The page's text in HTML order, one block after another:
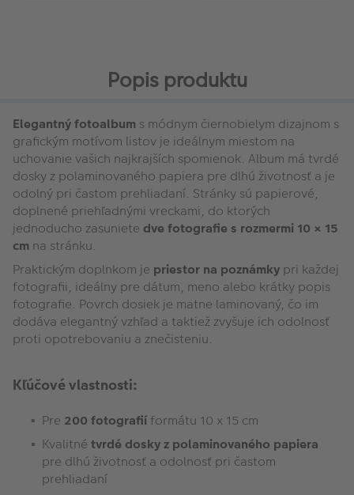
Popis produktu
Elegantný fotoalbum s módnym čiernobielym dizajnom s
grafickým motívom listov je ideálnym miestom na
uchovanie vašich najkrajších spomienok. Album má tvrdé
dosky z polaminovaného papiera pre dlhú životnosť a je
odolný pri častom prehliadaní. Stránky sú papierové,
doplnené priehľadnými vreckami, do ktorých
jednoducho zasuniete dve fotografie s rozmermi 10 × 15
cm na stránku.
Praktickým doplnkom je priestor na poznámky pri každej
fotografii, ideálny pre dátum, meno alebo krátky popis
fotografie. Povrch dosiek je matne laminovaný, čo im
dodáva elegantný vzhľad a taktiež zvyšuje ich odolnosť
proti opotrebovaniu a znečisteniu.
Kľúčové vlastnosti:
Pre 200 fotografií formátu 10 x 15 cm
Kvalitné tvrdé dosky z polaminovaného papiera
pre dlhú životnosť a odolnosť pri častom
prehliadaní